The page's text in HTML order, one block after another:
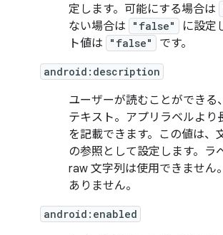
定します。可能にする場合は
ない場合は
"false"
に設定
ト値は
"false" です。
android:description
ユーザーが読むことができる
テキスト。アプリラベルより
を記載できます。この値は、
の参照として設定します。ラ
raw 文字列は使用できません
ありません。
android:enabled